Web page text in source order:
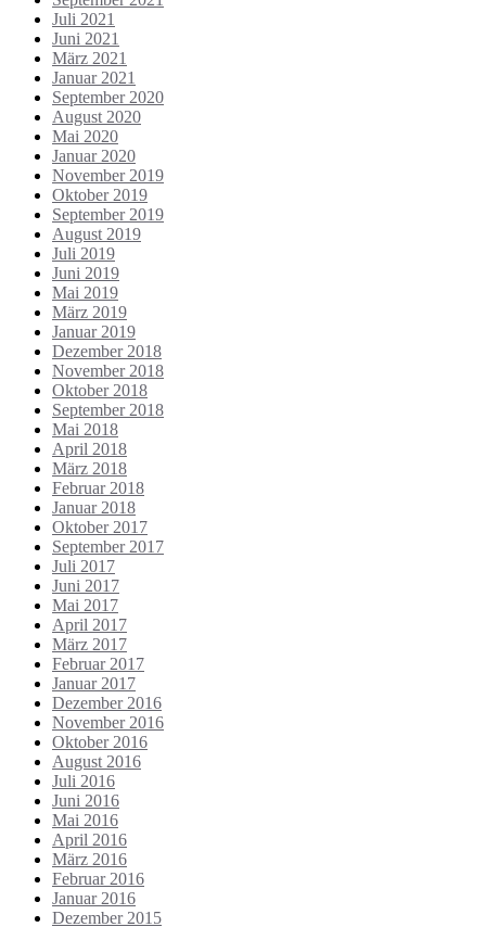
Juli 2021
Juni 2021
März 2021
Januar 2021
September 2020
August 2020
Mai 2020
Januar 2020
November 2019
Oktober 2019
September 2019
August 2019
Juli 2019
Juni 2019
Mai 2019
März 2019
Januar 2019
Dezember 2018
November 2018
Oktober 2018
September 2018
Mai 2018
April 2018
März 2018
Februar 2018
Januar 2018
Oktober 2017
September 2017
Juli 2017
Juni 2017
Mai 2017
April 2017
März 2017
Februar 2017
Januar 2017
Dezember 2016
November 2016
Oktober 2016
August 2016
Juli 2016
Juni 2016
Mai 2016
April 2016
März 2016
Februar 2016
Januar 2016
Dezember 2015